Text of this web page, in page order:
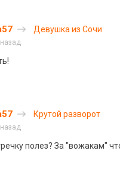
Девушка из Сочи
Крутой разворот
полез? За "вожакам"